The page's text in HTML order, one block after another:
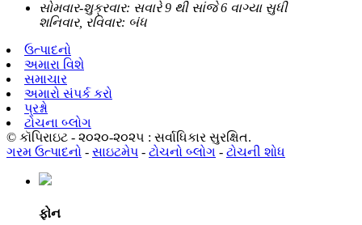
સોમવાર-શુક્રવાર: સવારે 9 થી સાંજે 6 વાગ્યા સુધી
શનિવાર, રવિવાર: બંધ
ઉત્પાદનો
અમારા વિશે
સમાચાર
અમારો સંપર્ક કરો
પ્રશ્નો
ટોચના બ્લોગ
© કૉપિરાઇટ - ૨૦૨૦-૨૦૨૫ : સર્વાધિકાર સુરક્ષિત.
ગરમ ઉત્પાદનો - સાઇટમેપ - ટોચનો બ્લોગ - ટોચની શોધ
ફોન